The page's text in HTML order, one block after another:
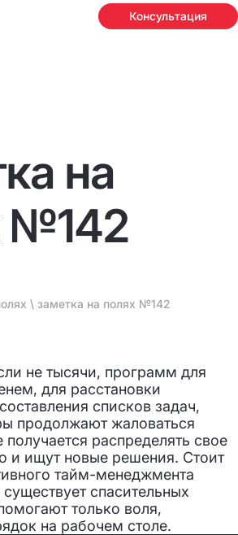
Консультация
на
№142
\ заметка на полях №142
не тысячи, программ для
для расстановки
списков задач,
продолжают жаловаться
получается распределять свое
и ищут новые решения. Стоит
тайм-менеджмента
спасительных
только воля,
на рабочем столе.